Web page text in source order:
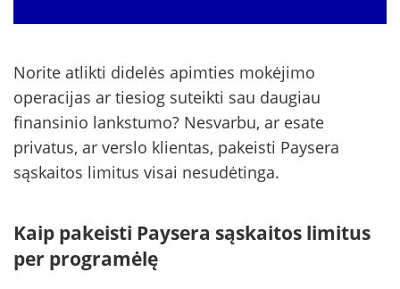
Norite atlikti didelės apimties mokėjimo
operacijas ar tiesiog suteikti sau daugiau
finansinio lankstumo? Nesvarbu, ar esate
privatus, ar verslo klientas, pakeisti Paysera
sąskaitos limitus visai nesudėtinga.
Kaip pakeisti Paysera sąskaitos limitus
per programėlę